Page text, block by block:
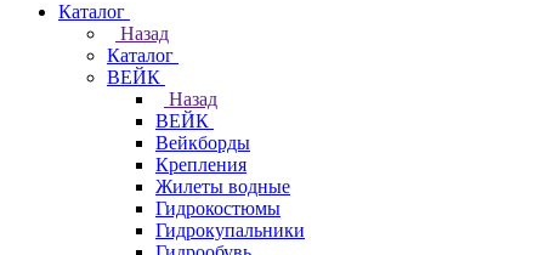
Каталог
Назад
Каталог
ВЕЙК
Назад
ВЕЙК
Вейкборды
Крепления
Жилеты водные
Гидрокостюмы
Гидрокупальники